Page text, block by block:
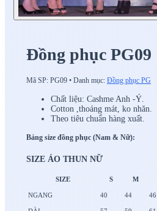
Đồng phục PG09
Mã SP: PG09 • Danh mục: Đồng phục PG
Chất liệu: Cashme Anh -Ý.
Cotton ,thoáng mát, ko nhăn.
Theo tiêu chuẩn hàng xuất.
Bảng size đồng phục (Nam & Nữ):
SIZE ÁO THUN NỮ
SIZE S M
NGANG 40 44 46